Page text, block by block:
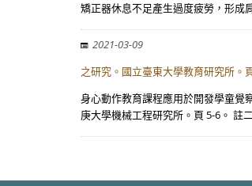
矯正器休息不足產生過度疲勞，形成
2021-03-09
之研究。國立臺東大學教育研究所。
身心動作教育課程應用於開發學童覺
庚大學機械工程研究所。頁 5-6。 註